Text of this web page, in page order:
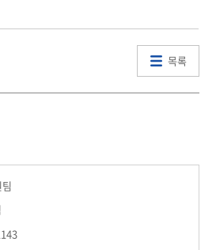
려드리도록 하겠습니다.
에도 하나밖에 없는 바로 화장실이 양쪽에
장실 전쟁을 피할수 있을 겁니다.
사용하시면요. 여러분의 성적과
하다 보면 말이죠. 수많은 고민과
해결해줄 장소 바로 학생처입니다
면 1824학생 커뮤니티 이쪽에 보시면
터 이쪽에 보시면 장학복지팀 이쪽에
목록